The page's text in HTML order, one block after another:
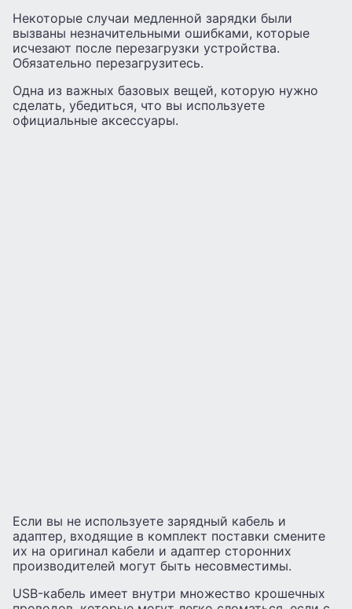
Некоторые случаи медленной зарядки были
вызваны незначительными ошибками, которые
исчезают после перезагрузки устройства.
Обязательно перезагрузитесь.
Одна из важных базовых вещей, которую нужно
сделать, убедиться, что вы используете
официальные аксессуары.
Если вы не используете зарядный кабель и
адаптер, входящие в комплект поставки смените
их на оригинал кабели и адаптер сторонних
производителей могут быть несовместимы.
USB-кабель имеет внутри множество крошечных